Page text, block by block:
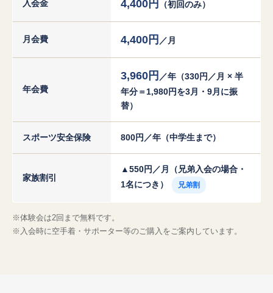
入会金 4,400円 （初回のみ）
月会費 4,400円 ／月
年会費
3,960円 ／年（330円／月 × 半
年分＝1,980円を3月・9月に振
替）
スポーツ安全保険 800円／年（中学生まで）
家族割引
▲550円／月（兄弟入会の場合・
1名につき）
兄弟割
※体験会は2回まで無料です。
※入会時に空手着・サポーター等のご購入をご案内しています。